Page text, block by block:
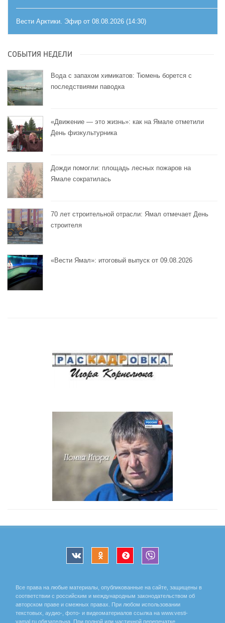
Вести Арктики. Эфир от 08.08.2026 (14:30)
СОБЫТИЯ НЕДЕЛИ
Вода с запахом химикатов: Тюмень борется с
последствиями паводка
«Движение — это жизнь»: как на Ямале отметили
День физкультурника
Дожди помогли: площадь лесных пожаров на
Ямале сократилась
70 лет строительной отрасли: Ямал отмечает День
строителя
«Вести Ямал»: итоговый выпуск от 09.08.2026
Все права на любые материалы, опубликованные на сайте, защищены в
соответствии с российским и международным законодательством об
авторском праве и смежных правах. При любом использовании
текстовых, аудио-, фото- и видеоматериалов ссылка на www.vesti-
yamal.ru обязательна. При полной или частичной перепечатке